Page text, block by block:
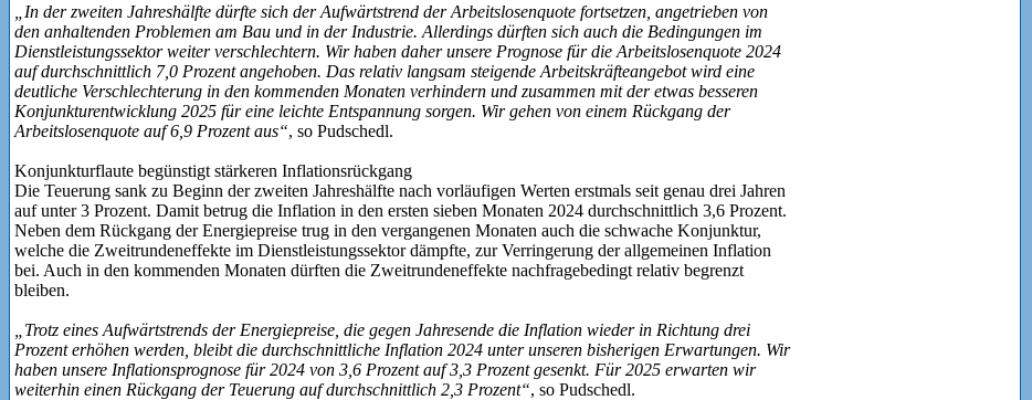
„In der zweiten Jahreshälfte dürfte sich der Aufwärtstrend der Arbeitslosenquote fortsetzen, angetrieben von
den anhaltenden Problemen am Bau und in der Industrie. Allerdings dürften sich auch die Bedingungen im
Dienstleistungssektor weiter verschlechtern. Wir haben daher unsere Prognose für die Arbeitslosenquote 2024
auf durchschnittlich 7,0 Prozent angehoben. Das relativ langsam steigende Arbeitskräfteangebot wird eine
deutliche Verschlechterung in den kommenden Monaten verhindern und zusammen mit der etwas besseren
Konjunkturentwicklung 2025 für eine leichte Entspannung sorgen. Wir gehen von einem Rückgang der
Arbeitslosenquote auf 6,9 Prozent aus“, so Pudschedl.
Konjunkturflaute begünstigt stärkeren Inflationsrückgang
Die Teuerung sank zu Beginn der zweiten Jahreshälfte nach vorläufigen Werten erstmals seit genau drei Jahren
auf unter 3 Prozent. Damit betrug die Inflation in den ersten sieben Monaten 2024 durchschnittlich 3,6 Prozent.
Neben dem Rückgang der Energiepreise trug in den vergangenen Monaten auch die schwache Konjunktur,
welche die Zweitrundeneffekte im Dienstleistungssektor dämpfte, zur Verringerung der allgemeinen Inflation
bei. Auch in den kommenden Monaten dürften die Zweitrundeneffekte nachfragebedingt relativ begrenzt
bleiben.
„Trotz eines Aufwärtstrends der Energiepreise, die gegen Jahresende die Inflation wieder in Richtung drei
Prozent erhöhen werden, bleibt die durchschnittliche Inflation 2024 unter unseren bisherigen Erwartungen. Wir
haben unsere Inflationsprognose für 2024 von 3,6 Prozent auf 3,3 Prozent gesenkt. Für 2025 erwarten wir
weiterhin einen Rückgang der Teuerung auf durchschnittlich 2,3 Prozent“, so Pudschedl.